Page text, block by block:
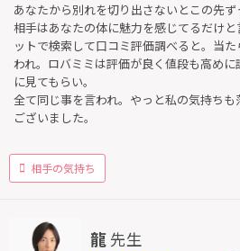
あなたから別れを切り出さないとこの先ず
相手はあなたの体に魅力を感じてるだけ
ットで検索して口コミ評価調べると。当
われ。ロバミミは評価が良く値段も高め
に見てもらい。
全て同じ事を言われ。やっと私の気持ち
ございました。
相手の気持ち
龍 先生